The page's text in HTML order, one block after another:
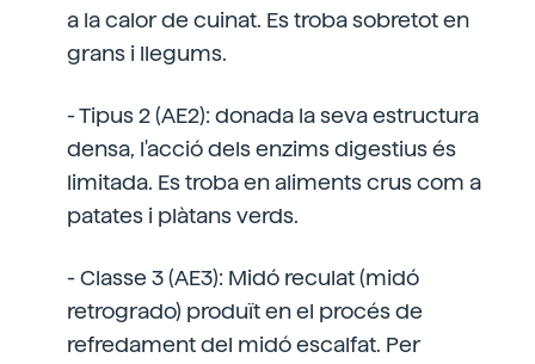
a la calor de cuinat. Es troba sobretot en
grans i llegums.
- Tipus 2 (AE2): donada la seva estructura
densa, l'acció dels enzims digestius és
limitada. Es troba en aliments crus com a
patates i plàtans verds.
- Classe 3 (AE3): Midó reculat (midó
retrogrado) produït en el procés de
refredament del midó escalfat. Per